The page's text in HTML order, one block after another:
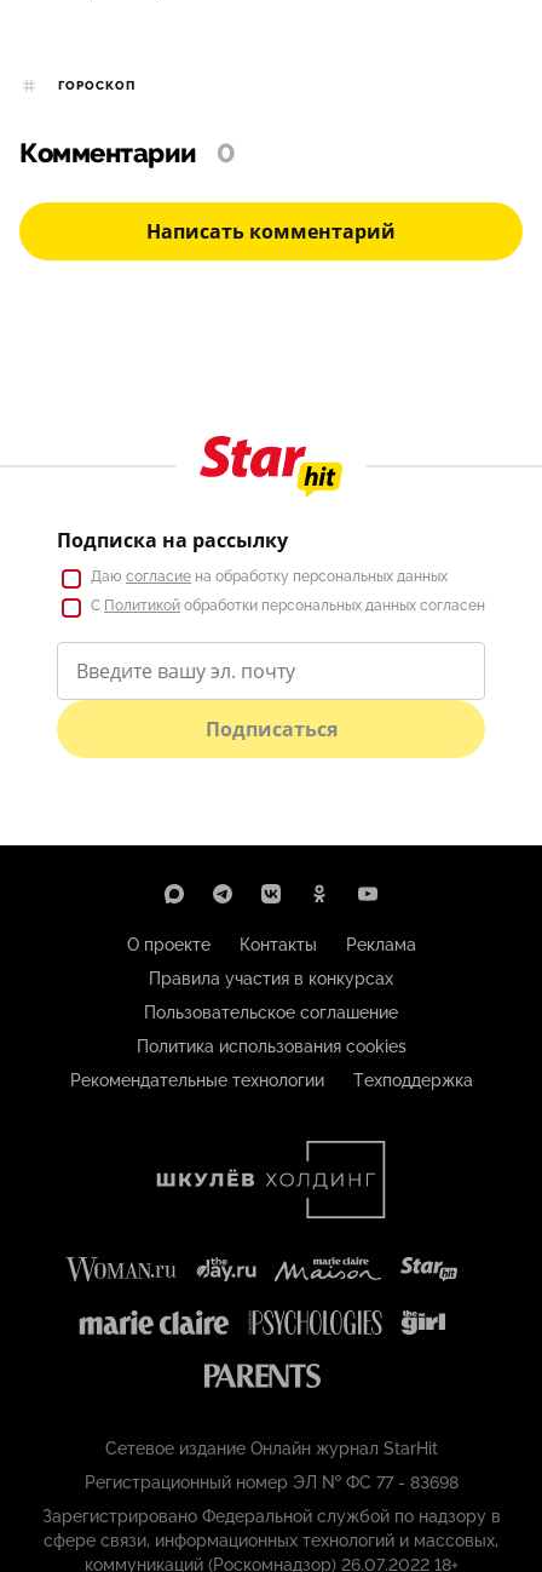
ГОРОСКОП
Комментарии 0
Написать комментарий
Подписка на рассылку
Даю согласие на обработку персональных данных
С Политикой обработки персональных данных согласен
Подписаться
О проекте Контакты
Реклама
Правила участия в конкурсах
Пользовательское соглашение
Политика использования cookies
Рекомендательные технологии
Техподдержка
Сетевое издание Онлайн журнал StarHit
Регистрационный номер ЭЛ № ФС 77 - 83698
Зарегистрировано Федеральной службой по надзору в
сфере связи, информационных технологий и массовых,
коммуникаций (Роскомнадзор) 26.07.2022 18+